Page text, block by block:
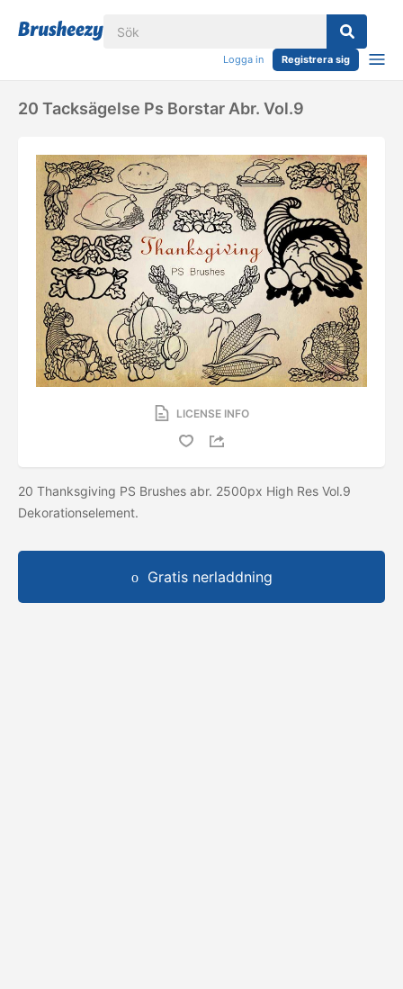
Logga in Registrera sig
20 Tacksägelse Ps Borstar Abr. Vol.9
LICENSE INFO
20 Thanksgiving PS Brushes abr. 2500px High Res Vol.9
Dekorationselement.
Gratis nerladdning